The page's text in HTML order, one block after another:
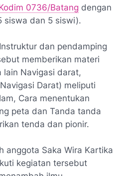
0736/Batang dengan
siswa dan 5 siswi).
dan pendamping
memberikan materi
lain Navigasi darat,
Darat) meliputi
Cara menentukan
peta dan Tanda tanda
tenda dan pionir.
anggota Saka Wira Kartika
kegiatan tersebut